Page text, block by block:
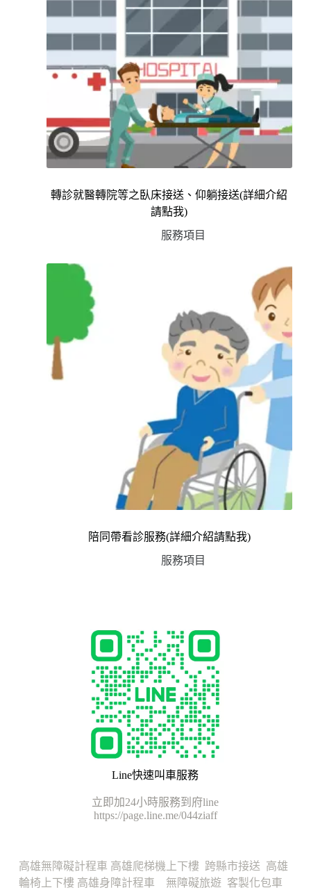
轉診就醫轉院等之臥床接送、仰躺接送(詳細介紹
請點我)
服務項目
陪同帶看診服務(詳細介紹請點我)
服務項目
Line快速叫車服務
立即加24小時服務到府line
https://page.line.me/044ziaff
高雄無障礙計程車 高雄爬梯機上下樓 跨縣市接送 高雄
輪椅上下樓 高雄身障計程車 無障礙旅遊 客製化包車